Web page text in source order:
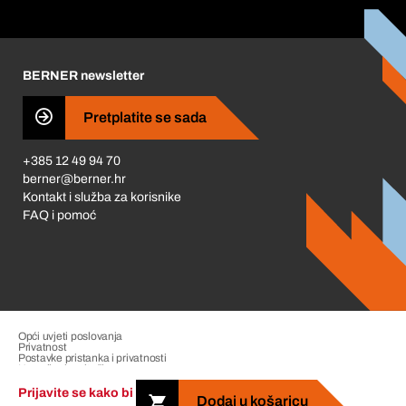
Prijavite se kako bi
Dodaj u košaricu
Business Conduct
BERNER newsletter
Pretplatite se sada
+385 12 49 94 70
berner@berner.hr
Kontakt i služba za korisnike
FAQ i pomoć
Opći uvjeti poslovanja
Privatnost
Postavke pristanka i privatnosti
Upravljanje pritužbama